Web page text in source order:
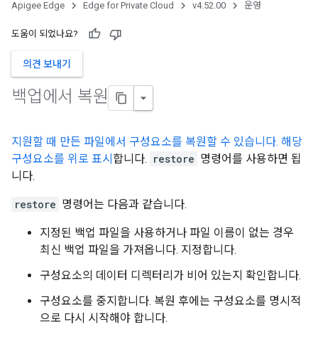
Apigee Edge Edge for Private Cloud v4.52.00 운영
도움이 되었나요?
의견 보내기
백업에서 복원
지원할 때 만든 파일에서 구성요소를 복원할 수 있습니다. 해당
구성요소를 위로 표시 합니다. restore 명령어를 사용하면 됩
니다.
restore 명령어는 다음과 같습니다.
지정된 백업 파일을 사용하거나 파일 이름이 없는 경우
최신 백업 파일을 가져옵니다. 지정합니다.
구성요소의 데이터 디렉터리가 비어 있는지 확인합니다.
구성요소를 중지합니다. 복원 후에는 구성요소를 명시적
으로 다시 시작해야 합니다.